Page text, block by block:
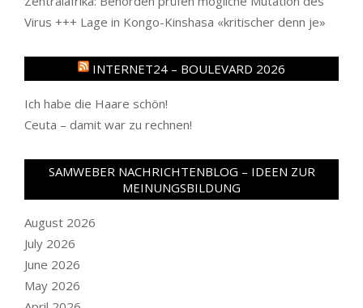
Virus +++ Lage in Kongo-Kinshasa «kritischer denn je»
INTERNET24 – BOULEVARD 2026
Ich habe die Haare schön!
Ceuta – damit war zu rechnen!
SAMWEBER NACHRICHTENBLOG – IDEEN ZUR
MEINUNGSBILDUNG
August 2026
July 2026
June 2026
May 2026